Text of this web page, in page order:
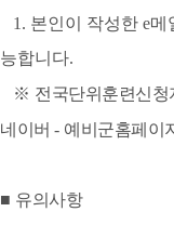
1. 본인이 작성한 e메
능합니다.
※ 전국단위훈련신청
네이버- 예비군홈페이
■ 유의사항